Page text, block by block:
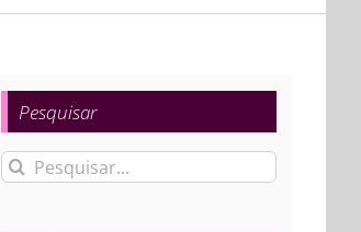
Pesquisar
Buscar